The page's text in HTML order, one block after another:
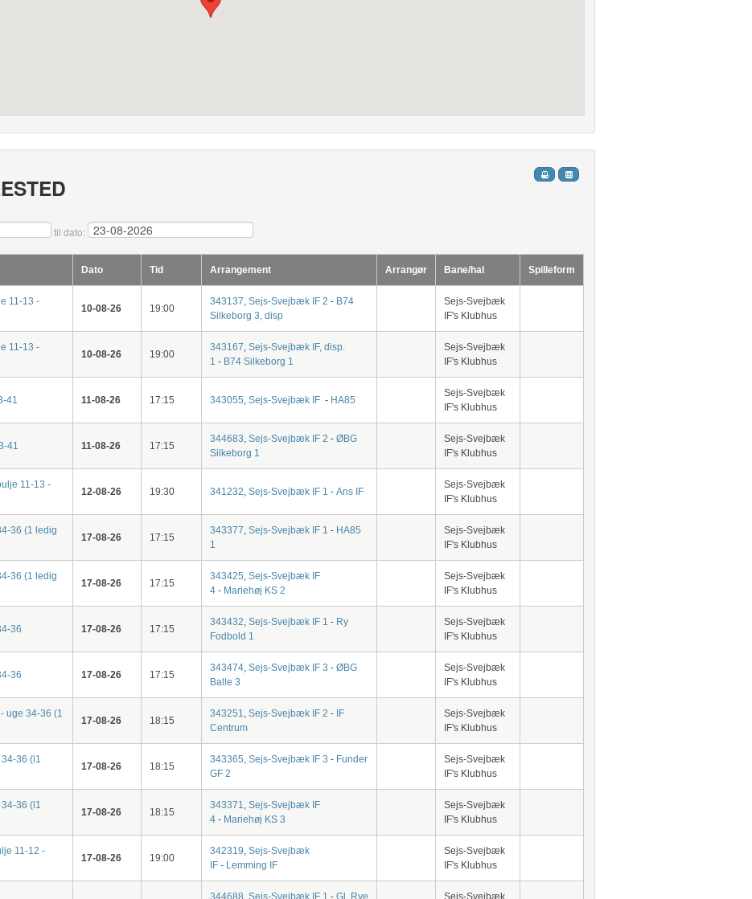
til dato:
Dato Tid Arrangement Arrangør Bane/hal Spilleform
11-13 -
10-08-26 19:00
343137, Sejs-Svejbæk IF 2 - B74
Silkeborg 3, disp
Sejs-Svejbæk
IF's Klubhus
11-13 -
10-08-26 19:00
343167, Sejs-Svejbæk IF, disp.
1 - B74 Silkeborg 1
Sejs-Svejbæk
IF's Klubhus
41 11-08-26 17:15 343055, Sejs-Svejbæk IF - HA85
Sejs-Svejbæk
IF's Klubhus
41 11-08-26 17:15
344683, Sejs-Svejbæk IF 2 - ØBG
Silkeborg 1
Sejs-Svejbæk
IF's Klubhus
11-13 -
12-08-26 19:30 341232, Sejs-Svejbæk IF 1 - Ans IF
Sejs-Svejbæk
IF's Klubhus
36 (1 ledig
17-08-26 17:15
343377, Sejs-Svejbæk IF 1 - HA85
1
Sejs-Svejbæk
IF's Klubhus
36 (1 ledig
17-08-26 17:15
343425, Sejs-Svejbæk IF
4- Mariehøj KS 2
Sejs-Svejbæk
IF's Klubhus
36 17-08-26 17:15
343432, Sejs-Svejbæk IF 1 - Ry
Fodbold 1
Sejs-Svejbæk
IF's Klubhus
36 17-08-26 17:15
343474, Sejs-Svejbæk IF 3 - ØBG
Balle 3
Sejs-Svejbæk
IF's Klubhus
uge 34-36 (1
17-08-26 18:15
343251, Sejs-Svejbæk IF 2 - IF
Centrum
Sejs-Svejbæk
IF's Klubhus
36 (l1
17-08-26 18:15
343365, Sejs-Svejbæk IF 3 - Funder
GF 2
Sejs-Svejbæk
IF's Klubhus
36 (l1
17-08-26 18:15
343371, Sejs-Svejbæk IF
4- Mariehøj KS 3
Sejs-Svejbæk
IF's Klubhus
11-12 -
17-08-26 19:00
342319, Sejs-Svejbæk
IF- Lemming IF
Sejs-Svejbæk
IF's Klubhus
344688 Sejs-Svejbæk IF 1 - Gl. Rye Sejs-Svejbæk